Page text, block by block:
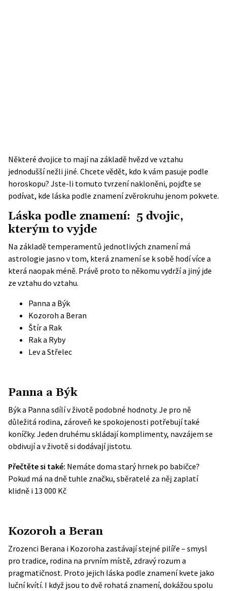
Některé dvojice to mají na základě hvězd ve vztahu
jednodušší nežli jiné. Chcete vědět, kdo k vám pasuje podle
horoskopu? Jste-li tomuto tvrzení nakloněni, pojďte se
podívat, kde láska podle znamení zvěrokruhu jenom pokvete.
Láska podle znamení: 5 dvojic,
kterým to vyjde
Na základě temperamentů jednotlivých znamení má
astrologie jasno v tom, která znamení se k sobě hodí více a
která naopak méně. Právě proto to někomu vydrží a jiný jde
ze vztahu do vztahu.
Panna a Býk
Kozoroh a Beran
Štír a Rak
Rak a Ryby
Lev a Střelec
Panna a Býk
Býk a Panna sdílí v životě podobné hodnoty. Je pro ně
důležitá rodina, zároveň ke spokojenosti potřebují také
koníčky. Jeden druhému skládají komplimenty, navzájem se
obdivují a v životě si dodávají jistotu.
Přečtěte si také: Nemáte doma starý hrnek po babičce?
Pokud má na dně tuhle značku, sběratelé za něj zaplatí
klidně i 13 000 Kč
Kozoroh a Beran
Zrozenci Berana i Kozoroha zastávají stejné pilíře – smysl
pro tradice, rodina na prvním místě, zdravý rozum a
pragmatičnost. Proto jejich láska podle znamení kvete jako
luční kvítí. I když jsou to dvě rohatá znamení, dokážou spolu